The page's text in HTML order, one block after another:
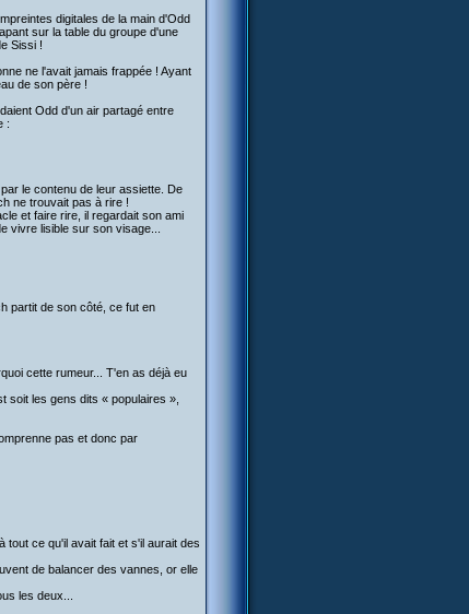
digitales de la main d'Odd
sur la table du groupe d'une
Sissi !
ne l'avait jamais frappée ! Ayant
de son père !
Odd d'un air partagé entre
:
le contenu de leur assiette. De
ne trouvait pas à rire !
et faire rire, il regardait son ami
vivre lisible sur son visage...
partit de son côté, ce fut en
cette rumeur... T'en as déjà eu
soit les gens dits « populaires »,
pas et donc par
tout ce qu'il avait fait et s'il aurait des
de balancer des vannes, or elle
les deux...